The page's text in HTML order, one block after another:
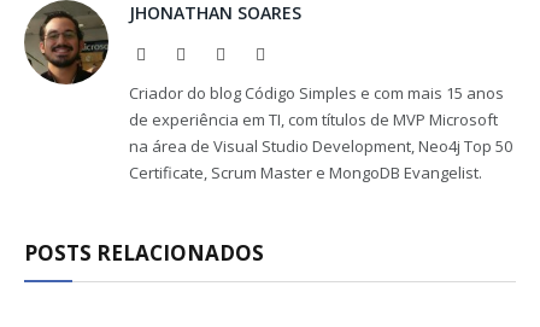
JHONATHAN SOARES
Website Facebook
Criador do blog Código Simples e com mais 15 anos
de experiência em TI, com títulos de MVP Microsoft
na área de Visual Studio Development, Neo4j Top 50
Certificate, Scrum Master e MongoDB Evangelist.
POSTS RELACIONADOS